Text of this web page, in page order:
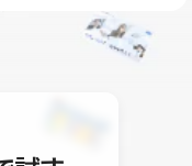
ィもご利用ください。